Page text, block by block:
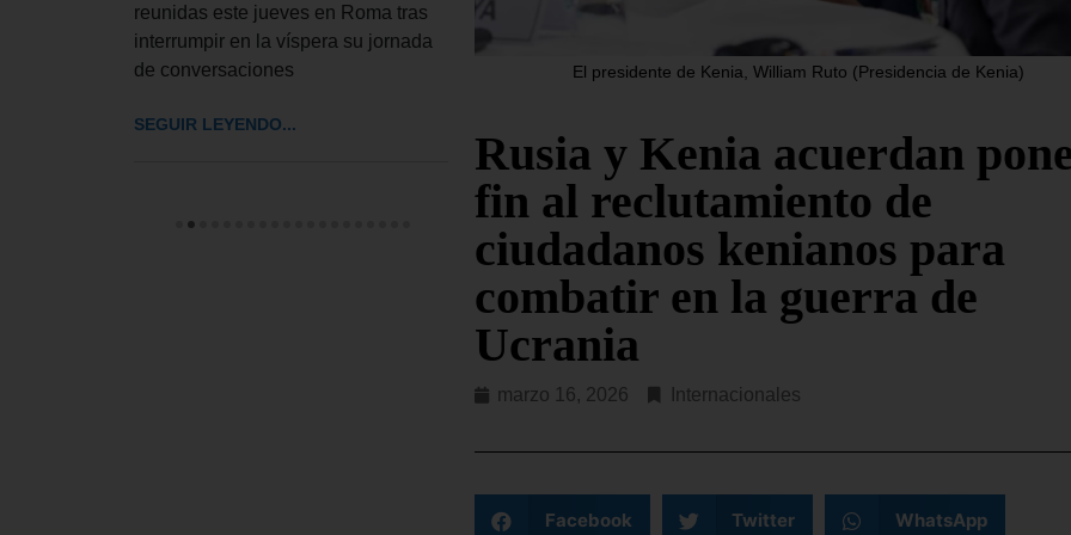
reunidas este jueves en Roma tras
interrumpir en la víspera su jornada
de conversaciones
SEGUIR LEYENDO...
El Departamento del Tesoro de EE.
UU. ha anunciado este jueves la
imposición de sanciones contra
SEGUIR LEYENDO...
«organización terrorista» a
Chone Killers, fundada en
hace seis años al escindirse
El presidente de Kenia, William Ruto (Presidencia de Kenia)
Rusia y Kenia acuerdan
fin al reclutamiento de
ciudadanos kenianos para
combatir en la guerra de
Ucrania
marzo 16, 2026 Internacionales
Facebook Twitter WhatsApp